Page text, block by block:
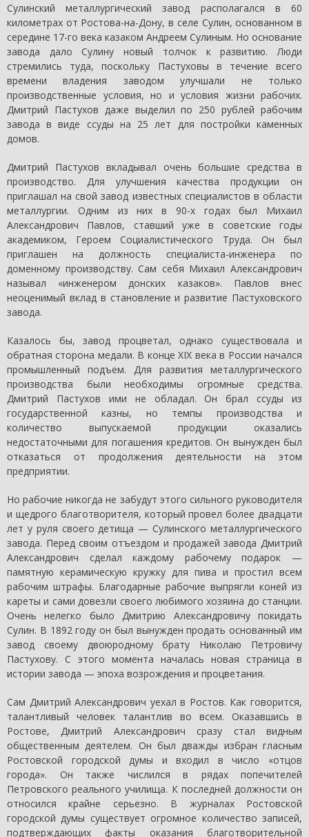
Сулинский металлургический завод располагался в 60
километрах от Ростова-на-Дону, в селе Сулин, основанном в
середине 17-го века казаком Андреем Сулиным. Но основание
завода дало Сулину новый толчок к развитию. Люди
стремились туда, поскольку Пастуховы в течение всего
времени владения заводом улучшали не только
производственные условия, но и условия жизни рабочих.
Дмитрий Пастухов даже выделил по 250 рублей рабочим
завода в виде ссуды на 25 лет для постройки каменных
домов.
Дмитрий Пастухов вкладывал очень большие средства в
производство. Для улучшения качества продукции он
приглашал на свой завод известных специалистов в области
металлургии. Одним из них в 90-х годах был Михаил
Александрович Павлов, ставший уже в советские годы
академиком, Героем Социалистического Труда. Он был
приглашен на должность специалиста-инженера по
доменному производству. Сам себя Михаил Александрович
называл «инженером донских казаков». Павлов внес
неоценимый вклад в становление и развитие Пастуховского
завода.
Казалось бы, завод процветал, однако существовала и
обратная сторона медали. В конце XIX века в России начался
промышленный подъем. Для развития металлургического
производства были необходимы огромные средства.
Дмитрий Пастухов ими не обладал. Он брал ссуды из
государственной казны, но темпы производства и
количество выпускаемой продукции оказались
недостаточными для погашения кредитов. Он вынужден был
отказаться от продолжения деятельности на этом
предприятии.
Но рабочие никогда не забудут этого сильного руководителя
и щедрого благотворителя, который провел более двадцати
лет у руля своего детища — Сулинского металлургического
завода. Перед своим отъездом и продажей завода Дмитрий
Александрович сделал каждому рабочему подарок —
памятную керамическую кружку для пива и простил всем
рабочим штрафы. Благодарные рабочие выпрягли коней из
кареты и сами довезли своего любимого хозяина до станции.
Очень нелегко было Дмитрию Александровичу покидать
Сулин. В 1892 году он был вынужден продать основанный им
завод своему двоюродному брату Николаю Петровичу
Пастухову. С этого момента началась новая страница в
истории завода — эпоха возрождения и процветания.
Сам Дмитрий Александрович уехал в Ростов. Как говорится,
талантливый человек талантлив во всем. Оказавшись в
Ростове, Дмитрий Александрович сразу стал видным
общественным деятелем. Он был дважды избран гласным
Ростовской городской думы и входил в число «отцов
города». Он также числился в рядах попечителей
Петровского реального училища. К последней должности он
относился крайне серьезно. В журналах Ростовской
городской думы существует огромное количество записей,
подтверждающих факты оказания благотворительной